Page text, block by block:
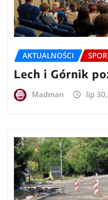
AKTUALNOŚCI
Lech i Górnik
Madman lip